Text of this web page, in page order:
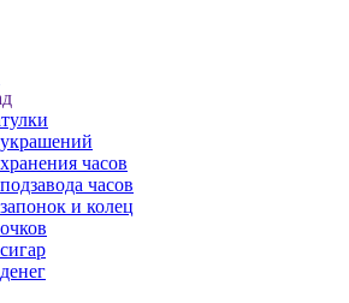
часов
часов
и колец